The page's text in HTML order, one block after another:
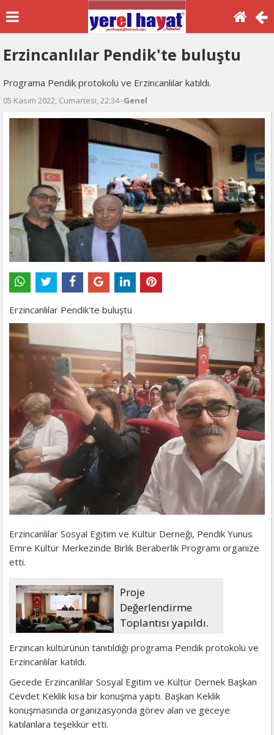
Erzincanlılar Pendik'te buluştu
Programa Pendik protokolü ve Erzincanlılar katıldı.
05 Kasım 2022, Cumartesi, 22:34 -Genel
Erzincanlılar Pendik'te buluştu
Erzincanlilar Sosyal Egitim ve Kültür Derneği, Pendik Yunus
Emre Kültür Merkezinde Birlik Beraberlik Programı organize
etti.
Proje
Değerlendirme
Toplantısı yapıldı.
Erzincan kültürünün tanıtıldığı programa Pendik protokolü ve
Erzincanlılar katıldı.
Gecede Erzincanlilar Sosyal Egitim ve Kültür Dernek Başkan
Cevdet Keklik kısa bir konuşma yaptı. Başkan Keklik
konuşmasında organizasyonda görev alan ve geceye
katılanlara teşekkür etti.